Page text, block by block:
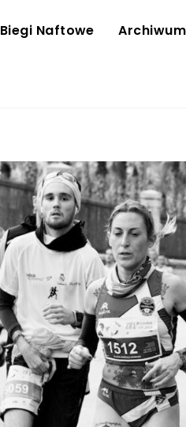
Biegi Naftowe Archiwum